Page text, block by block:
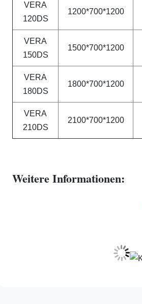
VERA
120DS
1200*700*1200
VERA
150DS
1500*700*1200
VERA
180DS
1800*700*1200
VERA
210DS
2100*700*1200
Weitere Informationen: